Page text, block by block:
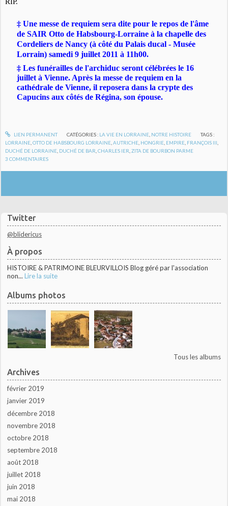
Twitter
@blidericus
À propos
HISTOIRE & PATRIMOINE BLEURVILLOIS Blog géré par l'association
non... Lire la suite
Albums photos
Tous les albums
Archives
février 2019
janvier 2019
décembre 2018
novembre 2018
octobre 2018
septembre 2018
août 2018
juillet 2018
juin 2018
mai 2018
RIP.
‡ Une messe de requiem sera dite pour le repos de l'âme
de SAIR Otto de Habsbourg-Lorraine à la chapelle des
Cordeliers de Nancy (à côté du Palais ducal - Musée
Lorrain) samedi 9 juillet 2011 à 11h00.
‡ Les funérailles de l'archiduc seront célébrées le 16
juillet à Vienne. Après la messe de requiem en la
cathédrale de Vienne, il reposera dans la crypte des
Capucins aux côtés de Régina, son épouse.
LIEN PERMANENT CATÉGORIES : LA VIE EN LORRAINE, NOTRE HISTOIRE
TAGS :
LORRAINE ,OTTO DE HABSBOURG LORRAINE ,AUTRICHE HONGRIE EMPIRE FRANÇOIS III
DUCHÉ DE LORRAINE DUCHÉ DE BAR ,CHARLES IER ,ZITA DE BOURBON PARME
3 COMMENTAIRES